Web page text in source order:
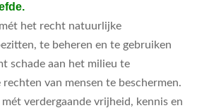
het recht natuurlijke
te beheren en te gebruiken
schade aan het milieu te
van mensen te beschermen.
verdergaande vrijheid, kennis en